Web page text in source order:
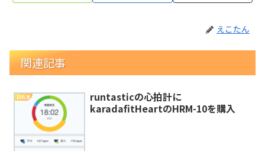
えこたん
関連記事
自転車
runtasticの心拍計に
karadafitHeartのHRM-10を購入